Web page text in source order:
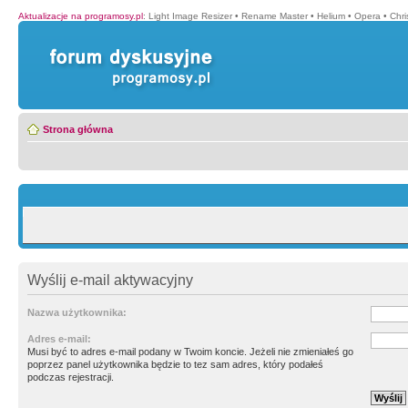
Aktualizacje na programosy.pl: Light Image Resizer • Rename Master • Helium • Opera •
Strona główna
Wyślij e-mail aktywacyjny
Nazwa użytkownika:
Adres e-mail:
Musi być to adres e-mail podany w Twoim koncie. Jeżeli nie zmieniałeś go
poprzez panel użytkownika będzie to tez sam adres, który podałeś
podczas rejestracji.